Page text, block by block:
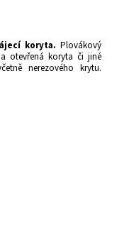
koryta. Plovákový
otevřená koryta či jiné
nerezového krytu.